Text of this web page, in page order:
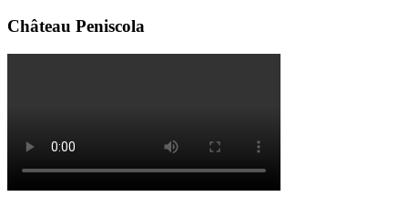
Château Peniscola